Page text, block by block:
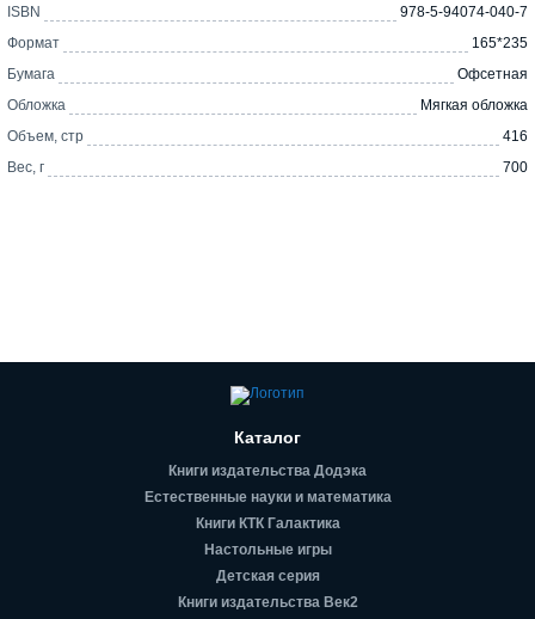
ISBN
978-5-94074-040-7
Формат
165*235
Бумага
Офсетная
Обложка
Мягкая обложка
Объем, стр
416
Вес, г
700
Каталог
Книги издательства Додэка
Естественные науки и математика
Книги КТК Галактика
Настольные игры
Детская серия
Книги издательства Век2